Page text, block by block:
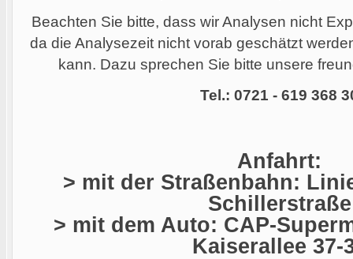
Beachten Sie bitte, dass wir Analysen nicht
da die Analysezeit nicht vorab geschätzt
kann. Dazu sprechen Sie bitte unsere
Tel.: 0721 - 619 368
Anfahrt:
> mit der Straßenbahn:
Schillerstraße
> mit dem Auto: CAP-
Kaiserallee 37-